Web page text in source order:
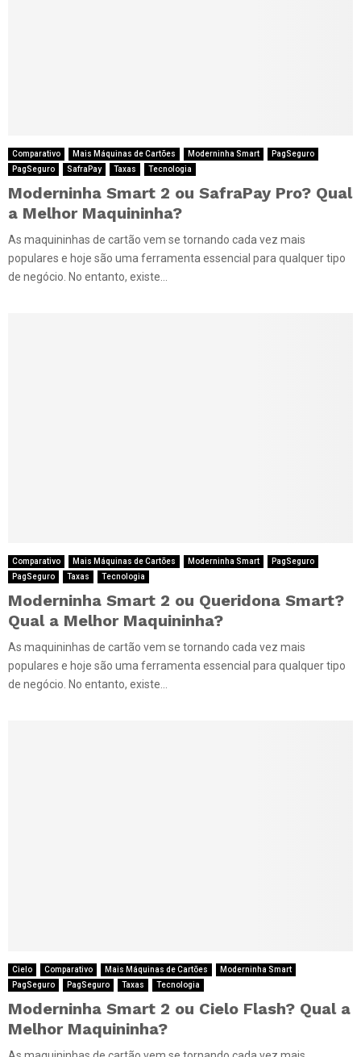
Comparativo Mais Máquinas de Cartões Moderninha Smart
PagSeguro
PagSeguro
SafraPay Taxas Tecnologia
Moderninha Smart 2 ou SafraPay Pro? Qual
a Melhor Maquininha?
As maquininhas de cartão vem se tornando cada vez mais
populares e hoje são uma ferramenta essencial para qualquer tipo
de negócio. No entanto, existe...
Comparativo Mais Máquinas de Cartões Moderninha Smart
PagSeguro
PagSeguro
Taxas Tecnologia
Moderninha Smart 2 ou Queridona Smart?
Qual a Melhor Maquininha?
As maquininhas de cartão vem se tornando cada vez mais
populares e hoje são uma ferramenta essencial para qualquer tipo
de negócio. No entanto, existe...
Cielo Comparativo Mais Máquinas de Cartões
Moderninha Smart
PagSeguro
PagSeguro Taxas Tecnologia
Moderninha Smart 2 ou Cielo Flash? Qual a
Melhor Maquininha?